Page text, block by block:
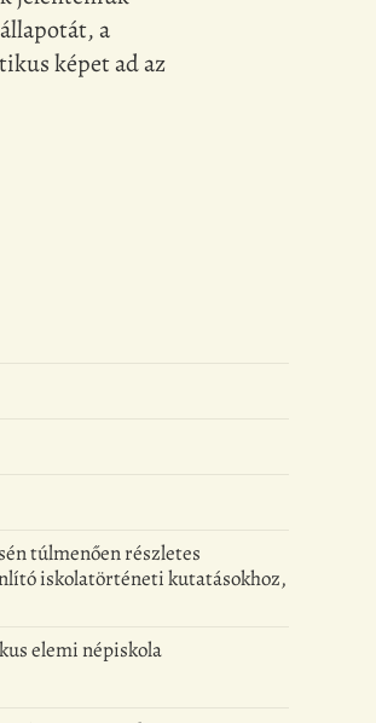
a
képet ad az
túlmenően részletes
iskolatörténeti kutatásokhoz,
elemi népiskola